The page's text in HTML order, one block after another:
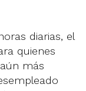
diarias, el
quienes
más